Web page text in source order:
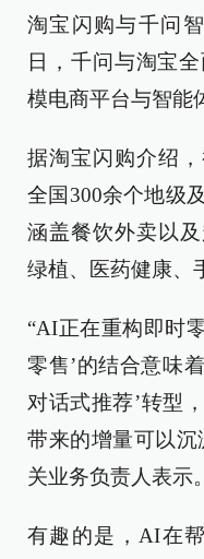
淘宝闪购与千问
日，千问与淘宝
模电商平台与智能
据淘宝闪购介绍
全国300余个地级
涵盖餐饮外卖以
绿植、医药健康、
“AI正在重构即时
零售’的结合意味
对话式推荐’转型
带来的增量可以沉
关业务负责人表示。
有趣的是，AI在